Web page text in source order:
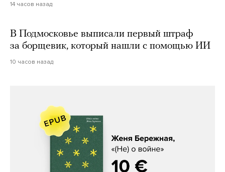
14 часов назад
В Подмосковье выписали первый штраф
за борщевик, который нашли с помощью ИИ
10 часов назад